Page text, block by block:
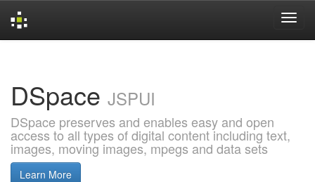
DSpace JSPUI
DSpace preserves and enables easy and open
access to all types of digital content including text,
images, moving images, mpegs and data sets
Learn More